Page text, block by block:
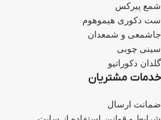
شمع پیرکس
ست دکوری هیموهوم
جاشمعی و شمعدان
سینی چوبی
گلدان دکوراتیو
خدمات مشتریان
ضمانت ارسال